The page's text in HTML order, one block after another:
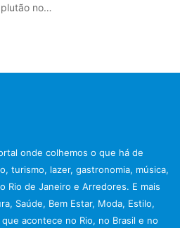
no…
onde colhemos o que há de
turismo, lazer, gastronomia, música,
Rio de Janeiro e Arredores. E mais
Saúde, Bem Estar, Moda, Estilo,
acontece no Rio, no Brasil e no